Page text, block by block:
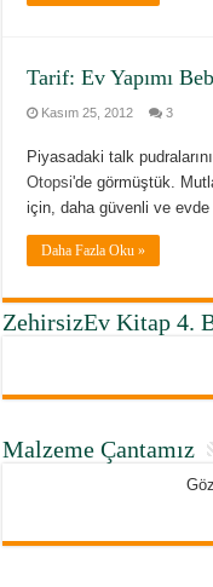
Tarif: Ev Yapımı
Kasım 25, 2012 3
Piyasadaki talk
Otopsi'de görmüştük.
için, daha güvenli ve evde
Daha Fazla Oku »
ZehirsizEv Kitap 4.
Malzeme Çantamız